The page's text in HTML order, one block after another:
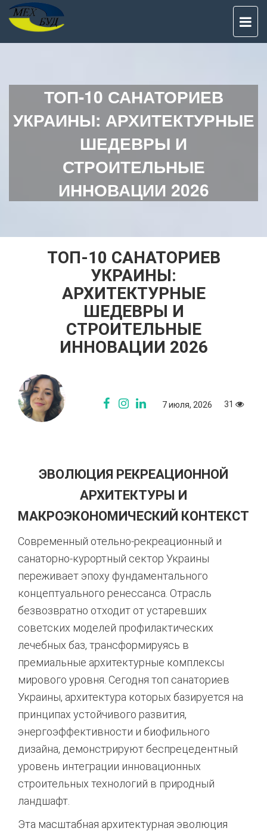
ТОП-10 САНАТОРИЕВ
УКРАИНЫ: АРХИТЕКТУРНЫЕ
ШЕДЕВРЫ И
СТРОИТЕЛЬНЫЕ
ИННОВАЦИИ 2026
ТОП-10 САНАТОРИЕВ
УКРАИНЫ:
АРХИТЕКТУРНЫЕ
ШЕДЕВРЫ И
СТРОИТЕЛЬНЫЕ
ИННОВАЦИИ 2026
7 июля, 2026 31
ЭВОЛЮЦИЯ РЕКРЕАЦИОННОЙ
АРХИТЕКТУРЫ И
МАКРОЭКОНОМИЧЕСКИЙ КОНТЕКСТ
Современный отельно-рекреационный и
санаторно-курортный сектор Украины
переживает эпоху фундаментального
концептуального ренессанса. Отрасль
безвозвратно отходит от устаревших
советских моделей профилактических
лечебных баз, трансформируясь в
премиальные архитектурные комплексы
мирового уровня. Сегодня топ санаториев
Украины, архитектура которых базируется на
принципах устойчивого развития,
энергоэффективности и биофильного
дизайна, демонстрируют беспрецедентный
уровень интеграции инновационных
строительных технологий в природный
ландшафт.
Эта масштабная архитектурная эволюция